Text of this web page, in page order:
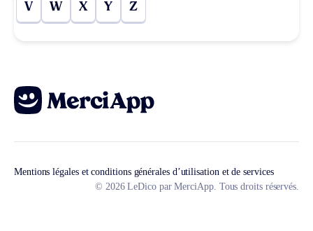
V W X Y Z
Mentions légales et conditions générales d’utilisation et de services
© 2026 LeDico par MerciApp. Tous droits réservés.